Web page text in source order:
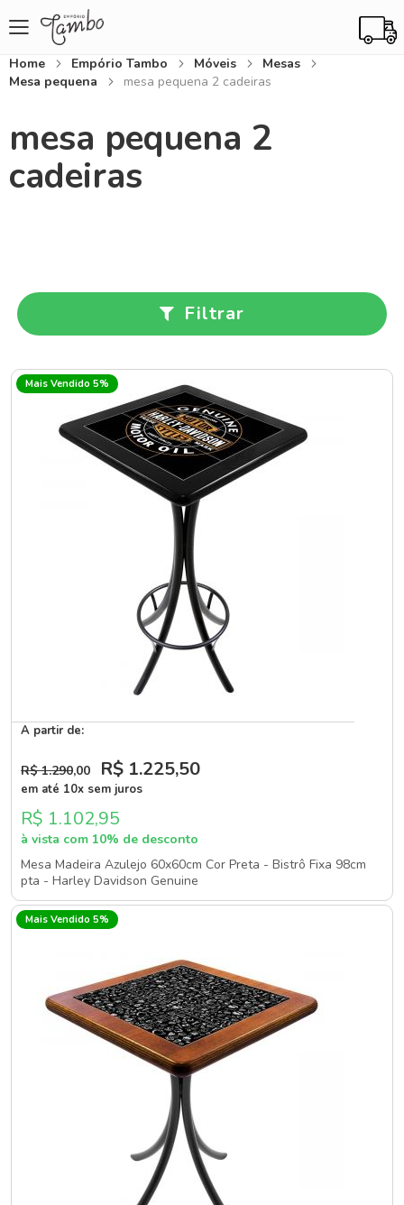
Home Empório Tambo Móveis
Mesas
Mesa pequena
mesa pequena 2 cadeiras
mesa pequena 2
cadeiras
Filtrar
Mais Vendido 5%
A partir de:
R$ 1.290,00 R$ 1.225,50
em até 10x sem juros
R$ 1.102,95
à vista com 10% de desconto
Mesa Madeira Azulejo 60x60cm Cor Preta - Bistrô Fixa 98cm
pta - Harley Davidson Genuine
Mais Vendido 5%